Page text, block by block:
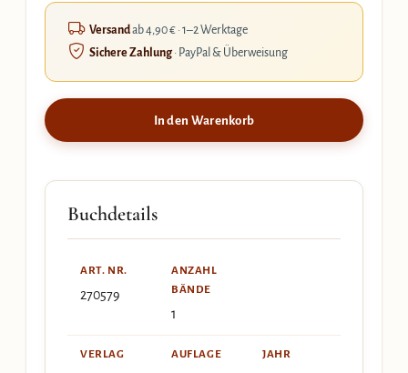
Versandab 4,90 € · 1–2 Werktage
Sichere Zahlung· PayPal & Überweisung
In den Warenkorb
Buchdetails
ART. NR.
270579
ANZAHL
BÄNDE
1
VERLAG AUFLAGE JAHR